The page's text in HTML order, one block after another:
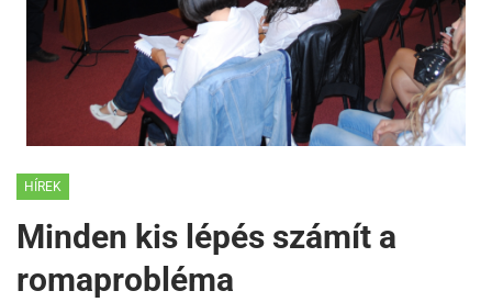
HÍREK
Minden kis lépés számít a
romaprobléma